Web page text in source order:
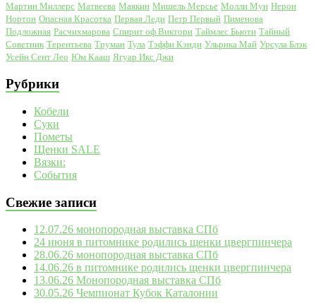
Мартин Миллерс Матвеева Маякин Мишель Мерсье Молли Мун Нерон
Нортон Опасная Красотка Первая Леди Петр Первый Пименова
Подложная Расчихмарова Спирит оф Виктори Таймлес Бьюти Тайный
Советник Терентьева Труман Тула Тэффи Кэнди Ульрика Май Урсула Блэк
Усейн Сент Лео Юм Кааш Ягуар Икс Джи
Рубрики
Кобели
Суки
Пометы
Щенки SALE
Вязки:
События
Свежие записи
12.07.26 монопородная выставка СПб
24 июня в питомнике родились щенки цвергпинчера
28.06.26 монопородная выставка СПб
14.06.26 в питомнике родились щенки цвергпинчера
13.06.26 Монопородная выставка СПб
30.05.26 Чемпионат Кубок Каталонии